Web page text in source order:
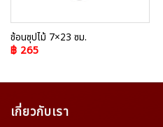
ช้อนซุปไม้ 7×23 ซม.
฿265
เกี่ยวกับเรา